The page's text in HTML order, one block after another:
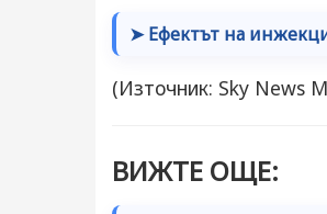
➤ Ефектът на
(Източник: Sky News
ВИЖТЕ ОЩЕ: